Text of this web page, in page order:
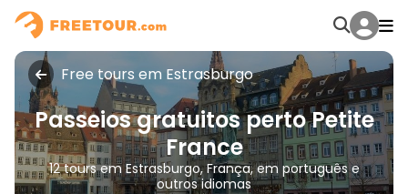
Free tours em Estrasburgo
Passeios gratuitos perto Petite
France
12 tours em Estrasburgo, França, em português e
outros idiomas